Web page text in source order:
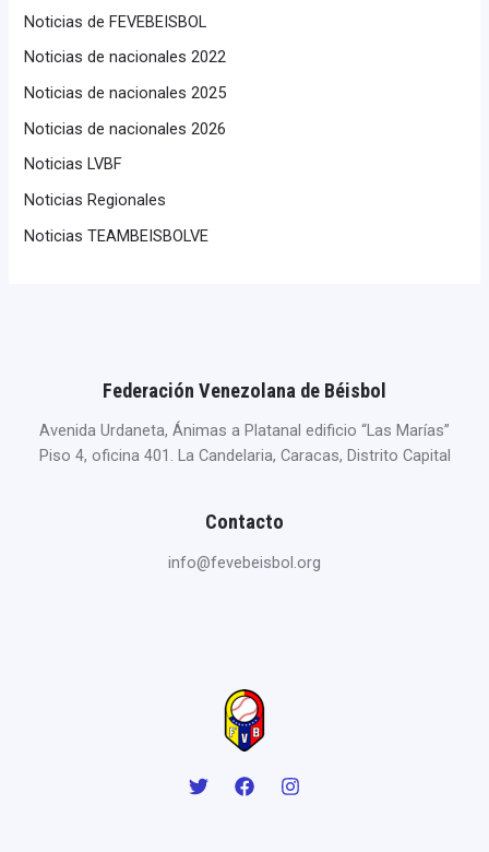
Noticias de FEVEBEISBOL
Noticias de nacionales 2022
Noticias de nacionales 2025
Noticias de nacionales 2026
Noticias LVBF
Noticias Regionales
Noticias TEAMBEISBOLVE
Federación Venezolana de Béisbol
Avenida Urdaneta, Ánimas a Platanal edificio “Las Marías”
Piso 4, oficina 401. La Candelaria, Caracas, Distrito Capital
Contacto
info@fevebeisbol.org